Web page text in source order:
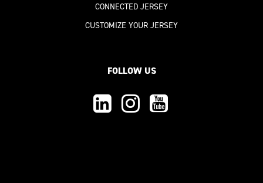
CONNECTED JERSEY
CUSTOMIZE YOUR JERSEY
FOLLOW US